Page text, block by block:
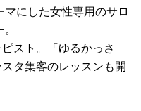
にした女性専用のサロ
スト。「ゆるかっさ
タ集客のレッスンも開